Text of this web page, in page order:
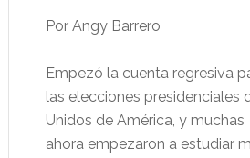
Por Angy Barrero
Empezó la cuenta regresiva
las elecciones presidenciales
Unidos de América, y muchas
ahora empezaron a estudiar